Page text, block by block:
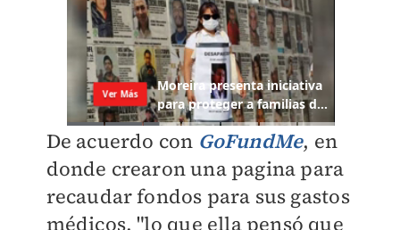
De acuerdo con GoFundMe, en
donde crearon una pagina para
recaudar fondos para sus gastos
médicos, "lo que ella pensó que